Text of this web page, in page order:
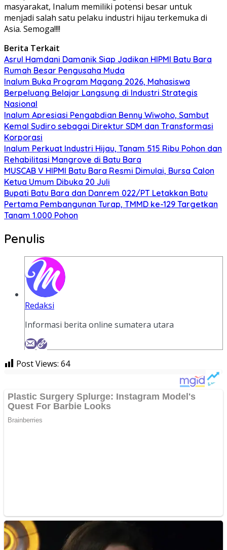
masyarakat, Inalum memiliki potensi besar untuk
menjadi salah satu pelaku industri hijau terkemuka di
Asia. Semoga!!!!
Berita Terkait
Asrul Hamdani Damanik Siap Jadikan HIPMI Batu Bara
Rumah Besar Pengusaha Muda
Inalum Buka Program Magang 2026, Mahasiswa
Berpeluang Belajar Langsung di Industri Strategis
Nasional
Inalum Apresiasi Pengabdian Benny Wiwoho, Sambut
Kemal Sudiro sebagai Direktur SDM dan Transformasi
Korporasi
Inalum Perkuat Industri Hijau, Tanam 515 Ribu Pohon dan
Rehabilitasi Mangrove di Batu Bara
MUSCAB V HIPMI Batu Bara Resmi Dimulai, Bursa Calon
Ketua Umum Dibuka 20 Juli
Bupati Batu Bara dan Danrem 022/PT Letakkan Batu
Pertama Pembangunan Turap, TMMD ke-129 Targetkan
Tanam 1.000 Pohon
Penulis
Redaksi
Informasi berita online sumatera utara
Post Views: 64